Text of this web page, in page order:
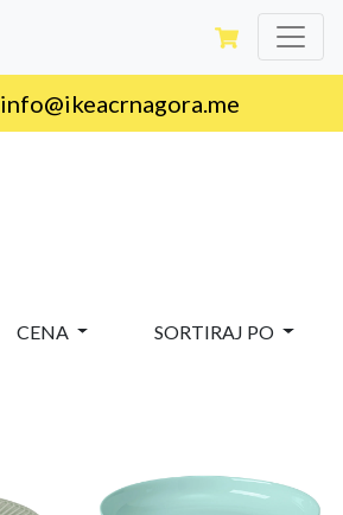
info@ikeacrnagora.me
CENA SORTIRAJ PO